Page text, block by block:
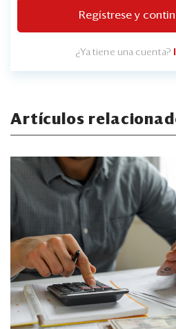
Regístrese y
¿Ya tiene una cuenta?
Artículos